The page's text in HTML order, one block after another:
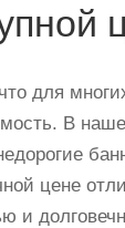
для
В
цене
и